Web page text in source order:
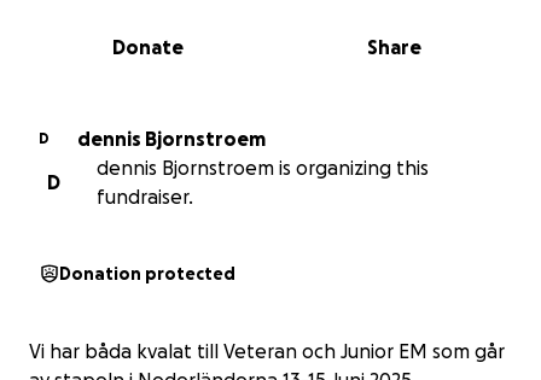
0% complete
Share
Donate
D
dennis Bjornstroem
D
dennis Bjornstroem is organizing this
fundraiser.
Donation protected
Vi har båda kvalat till Veteran och Junior EM som går